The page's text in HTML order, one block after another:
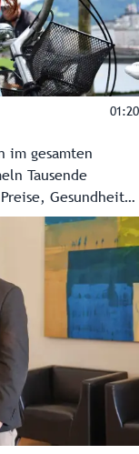
01:20
im gesamten
Tausende
Gesundheit